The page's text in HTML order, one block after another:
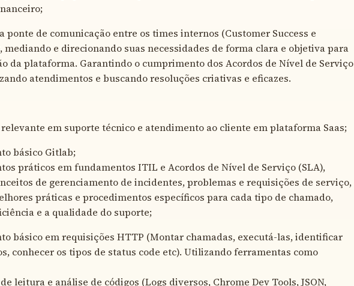
ponte de comunicação entre os times internos (Customer Success e
mediando e direcionando suas necessidades de forma clara e objetiva para
da plataforma. Garantindo o cumprimento dos Acordos de Nível de Serviço
atendimentos e buscando resoluções criativas e eficazes.
em suporte técnico e atendimento ao cliente em plataforma Saas;
básico Gitlab;
práticos em fundamentos ITIL e Acordos de Nível de Serviço (SLA),
de gerenciamento de incidentes, problemas e requisições de serviço,
práticas e procedimentos específicos para cada tipo de chamado,
e a qualidade do suporte;
básico em requisições HTTP (Montar chamadas, executá-las, identificar
conhecer os tipos de status code etc). Utilizando ferramentas como
leitura e análise de códigos (Logs diversos, Chrome Dev Tools, JSON,